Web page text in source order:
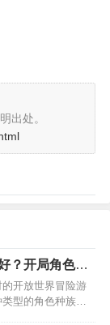
出处。
？开局角色选
开放世界冒险游
型的角色种族，